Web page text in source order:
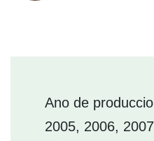
Ano de
2005, 2006,